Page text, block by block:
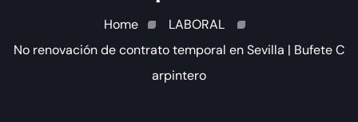
Home
LABORAL
No renovación de contrato temporal en Sevilla | Bufete C
arpintero